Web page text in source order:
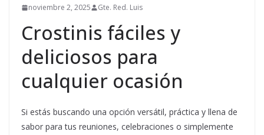
noviembre 2, 2025 Gte. Red. Luis
Crostinis fáciles y
deliciosos para
cualquier ocasión
Si estás buscando una opción versátil, práctica y llena de
sabor para tus reuniones, celebraciones o simplemente